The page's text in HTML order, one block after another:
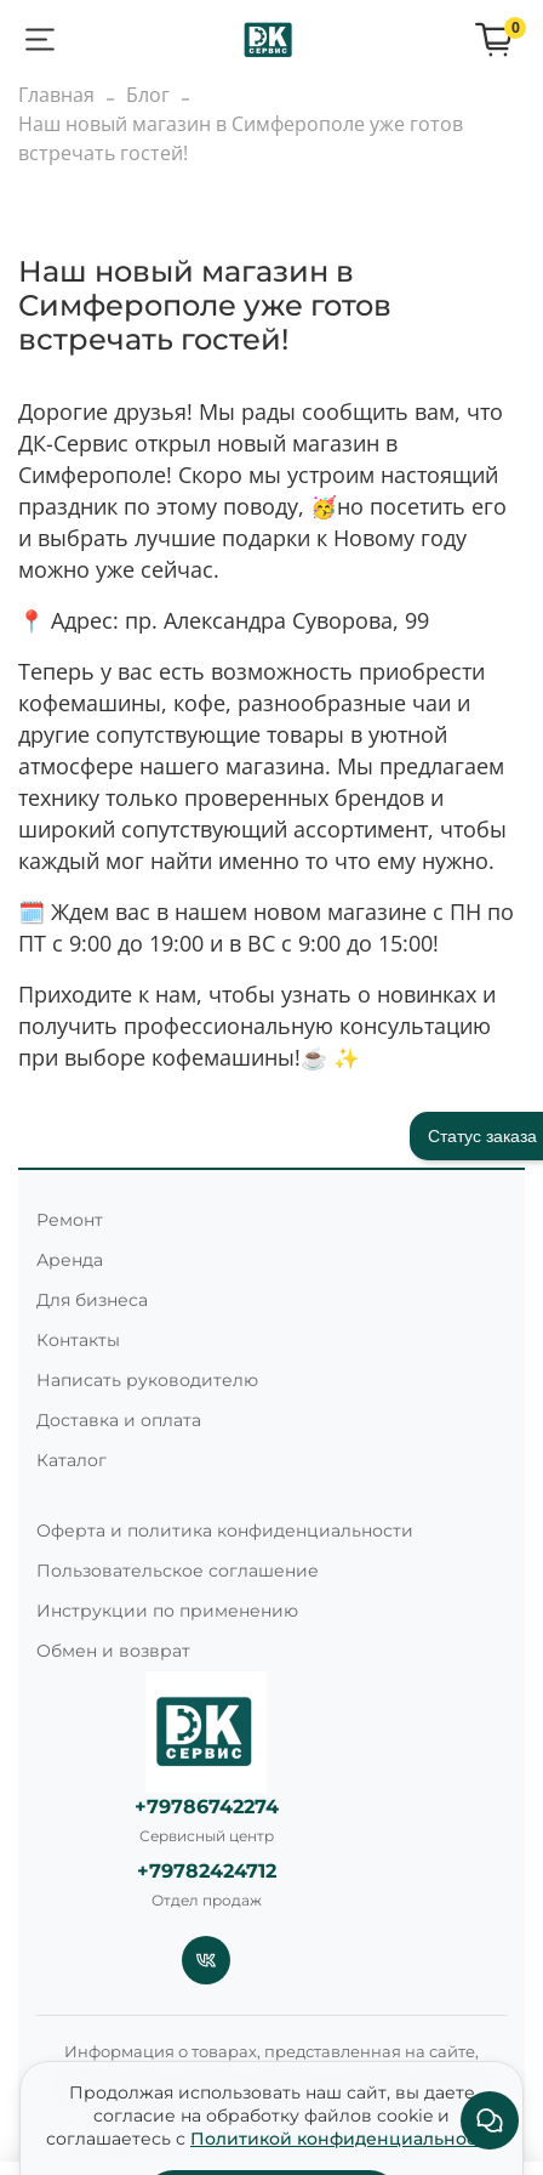
0
Главная
Блог
Наш новый магазин в Симферополе уже готов
встречать гостей!
Наш новый магазин в
Симферополе уже готов
встречать гостей!
Дорогие друзья! Мы рады сообщить вам, что
ДК-Сервис открыл новый магазин в
Симферополе! Скоро мы устроим настоящий
праздник по этому поводу, 🥳но посетить его
и выбрать лучшие подарки к Новому году
можно уже сейчас.
📍 Адрес: пр. Александра Суворова, 99
Теперь у вас есть возможность приобрести
кофемашины, кофе, разнообразные чаи и
другие сопутствующие товары в уютной
атмосфере нашего магазина. Мы предлагаем
технику только проверенных брендов и
широкий сопутствующий ассортимент, чтобы
каждый мог найти именно то что ему нужно.
🗓 Ждем вас в нашем новом магазине с ПН по
ПТ с 9:00 до 19:00 и в ВС с 9:00 до 15:00!
Приходите к нам, чтобы узнать о новинках и
получить профессиональную консультацию
при выборе кофемашины!☕️ ✨
Ремонт
Аренда
Для бизнеса
Контакты
Написать руководителю
Доставка и оплата
Каталог
Оферта и политика конфиденциальности
Пользовательское соглашение
Инструкции по применению
Обмен и возврат
+79786742274
Сервисный центр
+79782424712
Отдел продаж
Информация о товарах, представленная на сайте,
носит справочный характер и не является публичной
офертой в соответствии со статьями 435 и 437
Гражданского кодекса Российской Федерации.
Продолжая использовать наш сайт, вы даете
согласие на обработку файлов cookie и
соглашаетесь с Политикой конфиденциальности
Статус заказа